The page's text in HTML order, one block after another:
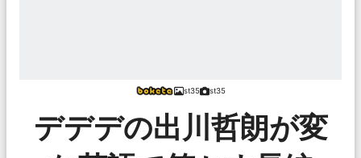
st35 st35
デデデの出川哲朗が変